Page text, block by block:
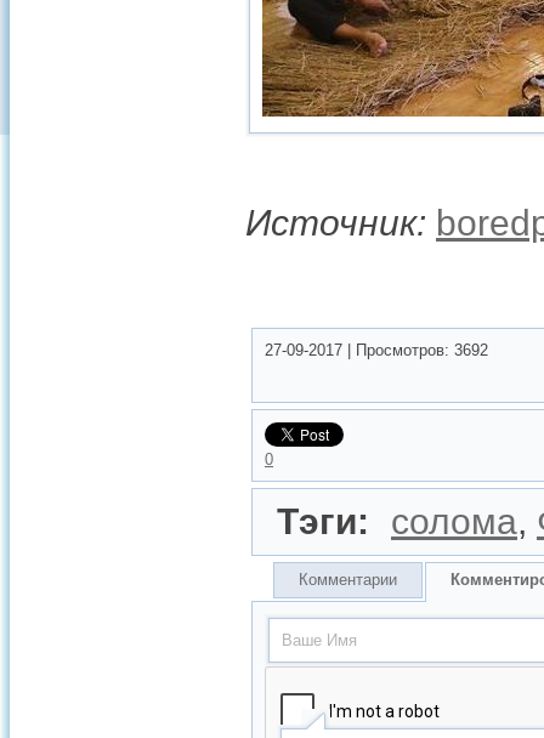
Источник:
27-09-2017 Просмотров: 3692
0
Тэги: солома,
Комментарии